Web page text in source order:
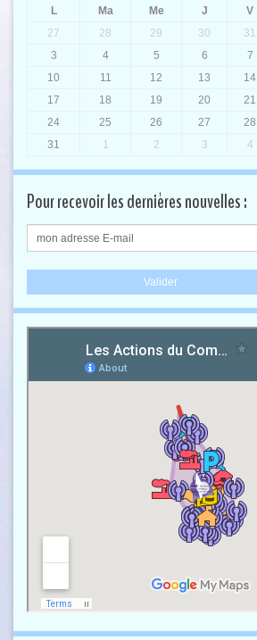
L Ma Me J V
27
28 29 30 31
3
4 5 6 7
10
11 12 13 14
17
18 19 20 21
24
25 26 27 28
31
1 2 3 4
Pour recevoir les dernières nouvelles :